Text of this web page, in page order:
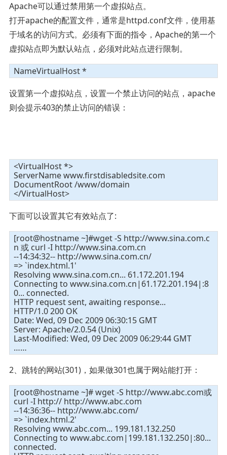
Apache可以通过禁用第一个虚拟站点。
打开apache的配置文件，通常是httpd.conf文件，使用基
于域名的访问方式。必须有下面的指令，Apache的第一个
虚拟站点即为默认站点，必须对此站点进行限制。
NameVirtualHost *
设置第一个虚拟站点，设置一个禁止访问的站点，apache
则会提示403的禁止访问的错误：
<VirtualHost *>
ServerName www.firstdisabledsite.com
DocumentRoot /www/domain
</VirtualHost>
下面可以设置其它有效站点了:
[root@hostname ~]#wget -S http://www.sina.com.c
n 或 curl -I http://www.sina.com.cn
--14:34:32-- http://www.sina.com.cn/
=> `index.html.1'
Resolving www.sina.com.cn... 61.172.201.194
Connecting to www.sina.com.cn|61.172.201.194|:8
0... connected.
HTTP request sent, awaiting response...
HTTP/1.0 200 OK
Date: Wed, 09 Dec 2009 06:30:15 GMT
Server: Apache/2.0.54 (Unix)
Last-Modified: Wed, 09 Dec 2009 06:29:44 GMT
……
2、跳转的网站(301)，如果做301也属于网站能打开：
[root@hostname ~]# wget -S http://www.abc.com或
curl -I http:// http://www.abc.com
--14:36:36-- http://www.abc.com/
=> `index.html.2'
Resolving www.abc.com... 199.181.132.250
Connecting to www.abc.com|199.181.132.250|:80...
connected.